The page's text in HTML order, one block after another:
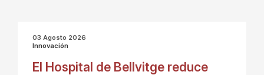
03 Agosto 2026
Innovación
El Hospital de Bellvitge reduce